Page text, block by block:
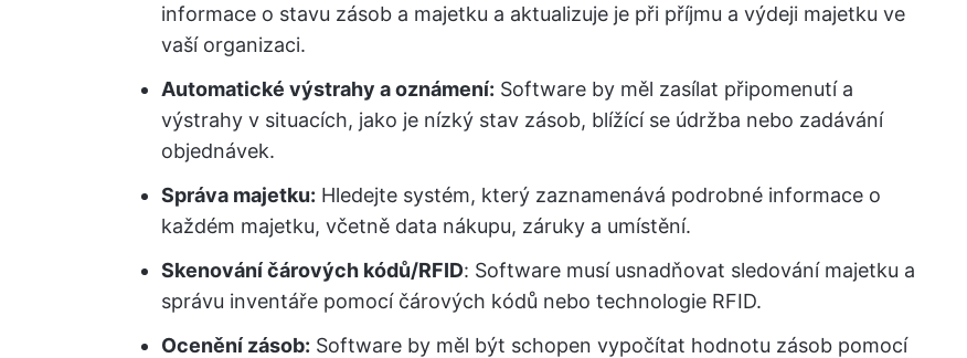
informace o stavu zásob a majetku a aktualizuje je při příjmu a výdeji majetku ve
vaší organizaci.
Automatické výstrahy a oznámení: Software by měl zasílat připomenutí a
výstrahy v situacích, jako je nízký stav zásob, blížící se údržba nebo zadávání
objednávek.
Správa majetku: Hledejte systém, který zaznamenává podrobné informace o
každém majetku, včetně data nákupu, záruky a umístění.
Skenování čárových kódů/RFID: Software musí usnadňovat sledování majetku a
správu inventáře pomocí čárových kódů nebo technologie RFID.
Ocenění zásob: Software by měl být schopen vypočítat hodnotu zásob pomocí